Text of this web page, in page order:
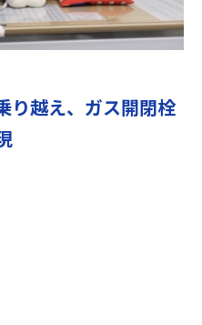
り越え、ガス開閉栓